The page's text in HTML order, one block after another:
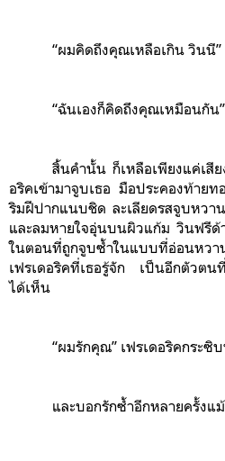
“ผมคิดถึงคุณเหลือเกิน วินนี”
“ฉันเองก็คิดถึงคุณเหมือนกัน”
สิ้นคำนั้น ก็เหลือเพียงแค่เสี
อริคเข้ามาจูบเธอ มือประคองท้าย
ริมฝีปากแนบชิด ละเลียดรสจูบหว
และลมหายใจอุ่นบนผิวแก้ม วินฟรีด้
ในตอนที่ถูกจูบซ้ำในแบบที่อ่อนหวา
เฟรเดอริคที่เธอรู้จัก เป็นอีกตัวตน
ได้เห็น
“ผมรักคุณ” เฟรเดอริคกระซิ
และบอกรักซ้ำอีกหลายครั้งแ